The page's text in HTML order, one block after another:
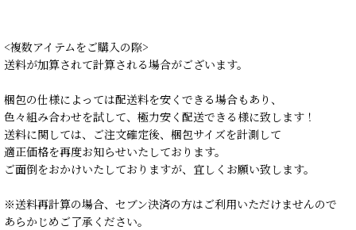
<複数アイテムをご購入の際>
送料が加算されて計算される場合がございます。
梱包の仕様によっては配送料を安くできる場合もあり、
色々組み合わせを試して、極力安く配送できる様に致します！
送料に関しては、ご注文確定後、梱包サイズを計測して
適正価格を再度お知らせいたしております。
ご面倒をおかけいたしておりますが、宜しくお願い致します。
※送料再計算の場合、セブン決済の方はご利用いただけませんので
あらかじめご了承ください。